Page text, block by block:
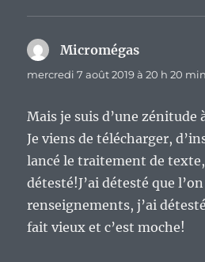
Micromégas
mercredi 7 août 2019 à 20 h 20 min
Mais je suis d’une zénitude
Je viens de télécharger,
lancé le traitement de texte,
détesté!J’ai détesté que
renseignements, j’ai
fait vieux et c’est moche!